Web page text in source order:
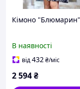
Кімоно
В наявності
від432₴/міс
2 594₴